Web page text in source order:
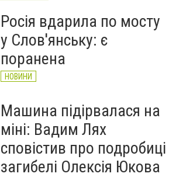
Росія вдарила по мосту
у Слов'янську: є
поранена
НОВИНИ
Машина підірвалася на
міні: Вадим Лях
сповістив про подробиці
загибелі Олексія Юкова